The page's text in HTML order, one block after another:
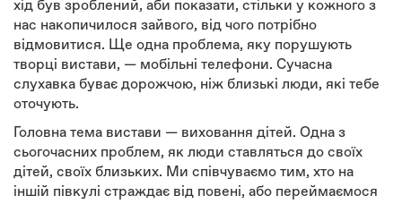
хід був зроблений, аби показати, стільки у кожного з
нас накопичилося зайвого, від чого потрібно
відмовитися. Ще одна проблема, яку порушують
творці вистави, — мобільні телефони. Сучасна
слухавка буває дорожчою, ніж близькі люди, які тебе
оточують.
Головна тема вистави — виховання дітей. Одна з
сьогочасних проблем, як люди ставляться до своїх
дітей, своїх близьких. Ми співчуваємо тим, хто на
іншій півкулі страждає від повені, або переймаємося